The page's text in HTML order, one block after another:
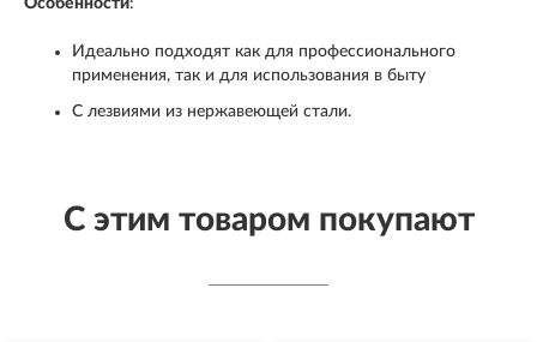
Особенности :
Идеально подходят как для профессионального
применения, так и для использования в быту
С лезвиями из нержавеющей стали.
С этим товаром покупают